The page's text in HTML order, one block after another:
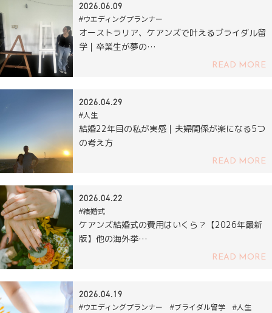
2026.06.09
#ウエディングプランナー
オーストラリア、ケアンズで叶えるブライダル留
学｜卒業生が夢の…
READ MORE
2026.04.29
#人生
結婚22年目の私が実感｜夫婦関係が楽になる5つ
の考え方
READ MORE
2026.04.22
#結婚式
ケアンズ結婚式の費用はいくら？【2026年最新
版】他の海外挙…
READ MORE
2026.04.19
#ウエディングプランナー #ブライダル留学 #人生